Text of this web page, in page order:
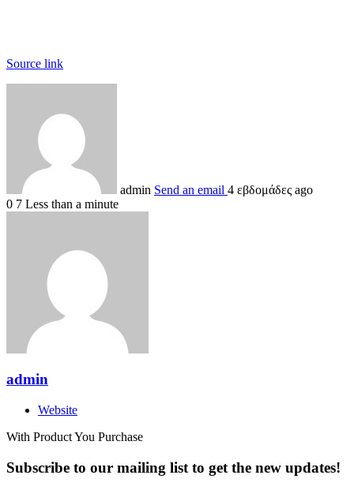
Source link
admin Send an email 4 εβδομάδες ago
0 7 Less than a minute
admin
Website
With Product You Purchase
Subscribe to our mailing list to get the new updates!